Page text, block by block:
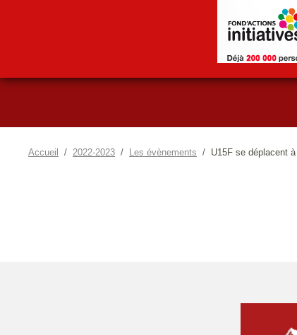
Accueil 2022-2023 Les évènements U15F se déplacent